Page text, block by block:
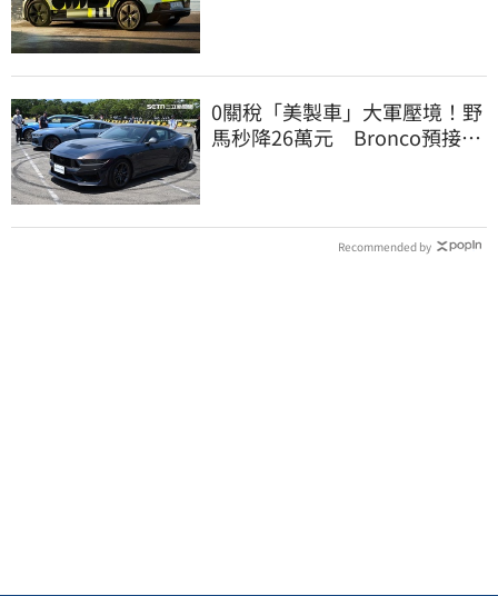
0關稅「美製車」大軍壓境！野
馬秒降26萬元 Bronco預接單
Recommended by